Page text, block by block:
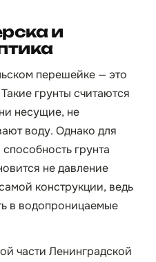
и
перешейке — это
грунты считаются
несущие, не
воду. Однако для
грунта
не давление
конструкции, ведь
в водопроницаемые
части Ленинградской